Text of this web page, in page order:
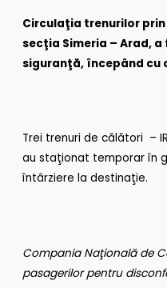
Circulaţia trenurilor
secţia Simeria – Arad,
siguranţă, începând cu
Trei trenuri de călători –
au staţionat temporar în
întârziere la destinaţie.
Compania Naţională de
pasagerilor pentru